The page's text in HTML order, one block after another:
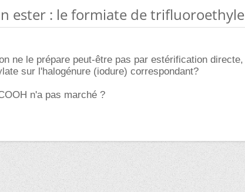
ester : le formiate de trifluoroethyle
ne le prépare peut-être pas par estérification directe,
sur l'halogénure (iodure) correspondant?
n'a pas marché ?